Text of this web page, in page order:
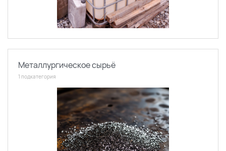
Металлургическое сырьё
1 подкатегория